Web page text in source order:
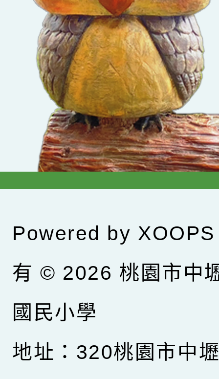
Powered by XOOPS
有 © 2026 桃園市中
國民小學
地址：320桃園市中